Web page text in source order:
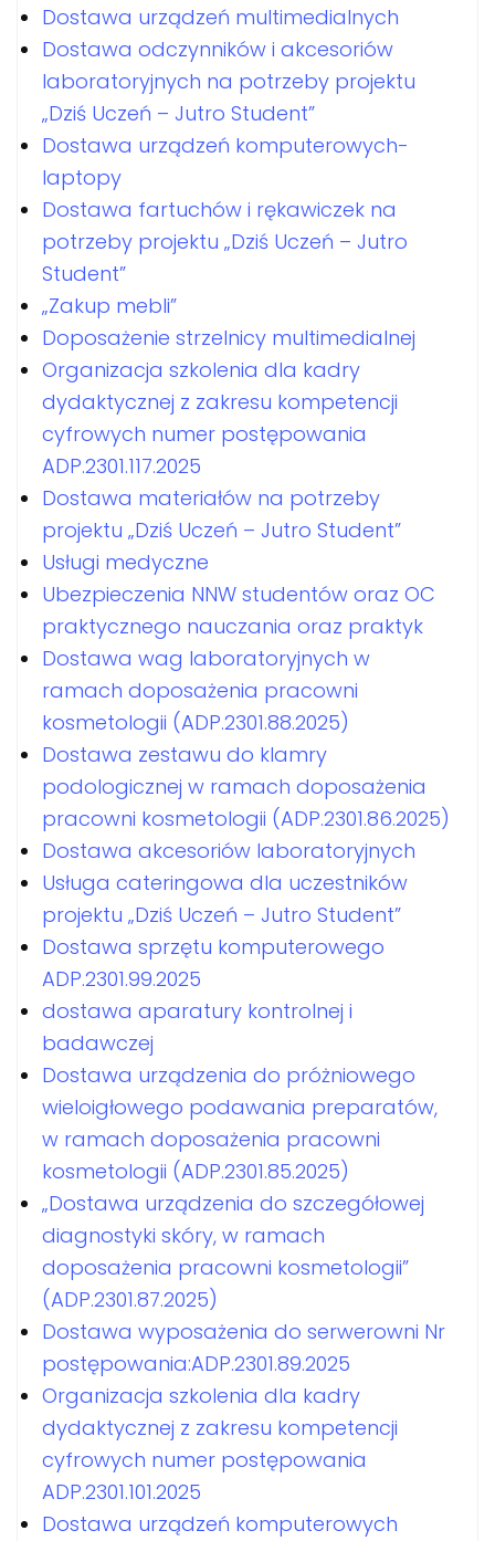
Dostawa urządzeń multimedialnych
Dostawa odczynników i akcesoriów
laboratoryjnych na potrzeby projektu
„Dziś Uczeń – Jutro Student”
Dostawa urządzeń komputerowych-
laptopy
Dostawa fartuchów i rękawiczek na
potrzeby projektu „Dziś Uczeń – Jutro
Student”
„Zakup mebli”
Doposażenie strzelnicy multimedialnej
Organizacja szkolenia dla kadry
dydaktycznej z zakresu kompetencji
cyfrowych numer postępowania
ADP.2301.117.2025
Dostawa materiałów na potrzeby
projektu „Dziś Uczeń – Jutro Student”
Usługi medyczne
Ubezpieczenia NNW studentów oraz OC
praktycznego nauczania oraz praktyk
Dostawa wag laboratoryjnych w
ramach doposażenia pracowni
kosmetologii (ADP.2301.88.2025)
Dostawa zestawu do klamry
podologicznej w ramach doposażenia
pracowni kosmetologii (ADP.2301.86.2025)
Dostawa akcesoriów laboratoryjnych
Usługa cateringowa dla uczestników
projektu „Dziś Uczeń – Jutro Student”
Dostawa sprzętu komputerowego
ADP.2301.99.2025
dostawa aparatury kontrolnej i
badawczej
Dostawa urządzenia do próżniowego
wieloigłowego podawania preparatów,
w ramach doposażenia pracowni
kosmetologii (ADP.2301.85.2025)
„Dostawa urządzenia do szczegółowej
diagnostyki skóry, w ramach
doposażenia pracowni kosmetologii”
(ADP.2301.87.2025)
Dostawa wyposażenia do serwerowni Nr
postępowania:ADP.2301.89.2025
Organizacja szkolenia dla kadry
dydaktycznej z zakresu kompetencji
cyfrowych numer postępowania
ADP.2301.101.2025
Dostawa urządzeń komputerowych